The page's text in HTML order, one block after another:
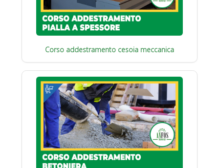
Corso addestramento cesoia meccanica